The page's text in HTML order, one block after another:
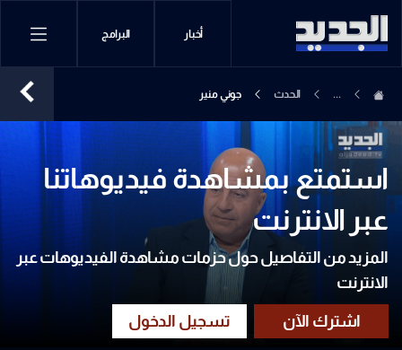
أخبار البرامج
... الحدث جوني منير
استمتع بمشاهدة فيديوهاتنا
عبر الانترنت
المزيد من التفاصيل حول حزمات مشاهدة الفيديوهات عبر
الانترنت